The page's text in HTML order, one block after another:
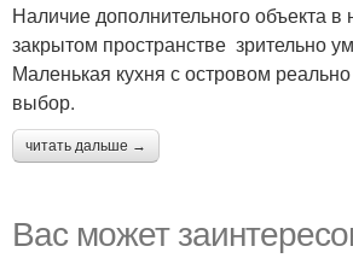
Наличие дополнительного объекта
закрытом пространстве зрительно
Маленькая кухня с островом
выбор.
читать дальше →
Вас может